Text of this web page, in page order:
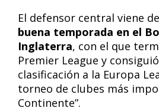
El defensor central viene
buena temporada en el
Inglaterra, con el que
Premier League y
clasificación a la Europa
torneo de clubes más
Continente”.